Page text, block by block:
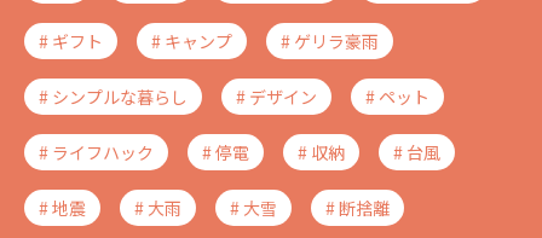
# ギフト # キャンプ # ゲリラ豪雨
# シンプルな暮らし # デザイン # ペット
# ライフハック # 停電 # 収納 # 台風
# 地震 # 大雨 # 大雪 # 断捨離